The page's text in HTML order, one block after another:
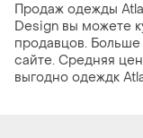
Продаж одежды
Design вы можете
продавцов.
сайте. Средняя
выгодно одеждк